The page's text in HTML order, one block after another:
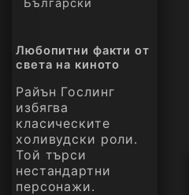
Български
Любопитни факти от
света на киното
Райън Гослинг
избягва
класическите
холивудски роли.
Той търси
нестандартни
персонажи.